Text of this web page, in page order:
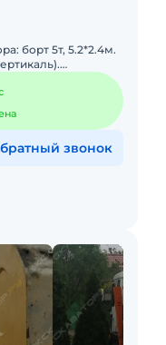
борт 5т, 5.2*2.4м.
жби кольца,
звонок